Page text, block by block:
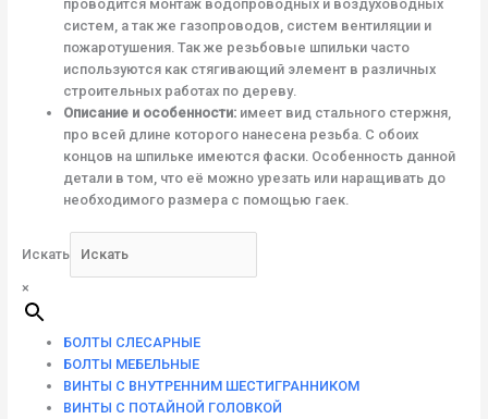
проводится монтаж водопроводных и воздуховодных
систем, а так же газопроводов, систем вентиляции и
пожаротушения. Так же резьбовые шпильки часто
используются как стягивающий элемент в различных
строительных работах по дереву.
Описание и особенности:имеет вид стального стержня,
про всей длине которого нанесена резьба. С обоих
концов на шпильке имеются фаски. Особенность данной
детали в том, что её можно урезать или наращивать до
необходимого размера с помощью гаек.
Искать
×
БОЛТЫ СЛЕСАРНЫЕ
БОЛТЫ МЕБЕЛЬНЫЕ
ВИНТЫ С ВНУТРЕННИМ ШЕСТИГРАННИКОМ
ВИНТЫ С ПОТАЙНОЙ ГОЛОВКОЙ